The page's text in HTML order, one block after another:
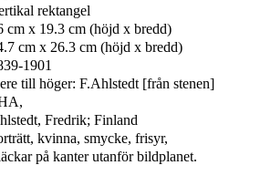
rektangel
cm x 19.3 cm (höjd x bredd)
cm x 26.3 cm (höjd x bredd)
1901
till höger: F.Ahlstedt [från stenen]
Fredrik; Finland
kvinna, smycke, frisyr,
på kanter utanför bildplanet.